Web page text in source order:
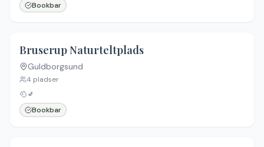
Bookbar
Bruserup Naturteltplads
Guldborgsund
4 pladser
🚽
Bookbar